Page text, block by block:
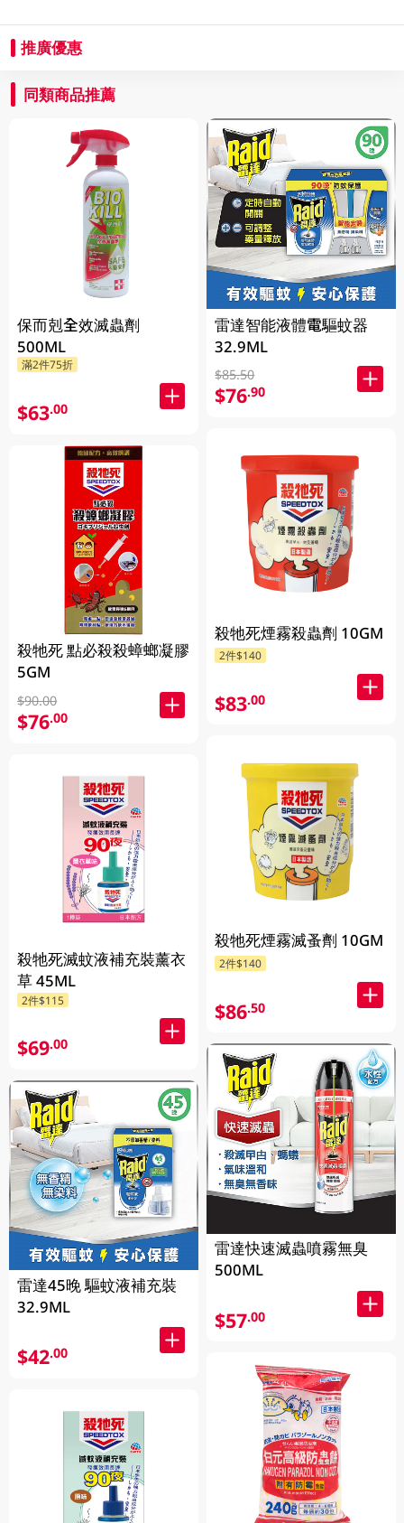
推廣優惠
同類商品推薦
保而剋全效滅蟲劑
500ML
滿2件75折
$63.00
殺牠死 點必殺殺蟑螂凝膠
5GM
$90.00
$76.00
殺牠死滅蚊液補充裝薰衣
草 45ML
2件$115
$69.00
雷達45晚 驅蚊液補充裝
32.9ML
$42.00
雷達智能液體電驅蚊器
32.9ML
$85.50
$76.90
殺牠死煙霧殺蟲劑 10GM
2件$140
$83.00
殺牠死煙霧滅蚤劑 10GM
2件$140
$86.50
雷達快速滅蟲噴霧無臭
500ML
$57.00